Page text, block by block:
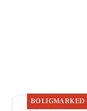
BOLIGMARKED